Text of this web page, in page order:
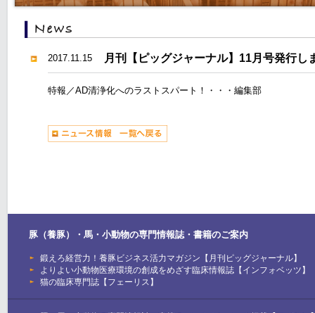
2017.11.15 月刊【ピッグジャーナル】11月号発行し
特報／AD清浄化へのラストスパート！・・・編集部
豚（養豚）・馬・小動物の専門情報誌・書籍のご案内
鍛えろ経営力！養豚ビジネス活力マガジン【月刊ピッグジャーナル】
よりよい小動物医療環境の創成をめざす臨床情報誌【インフォベッツ】
猫の臨床専門誌【フェーリス】